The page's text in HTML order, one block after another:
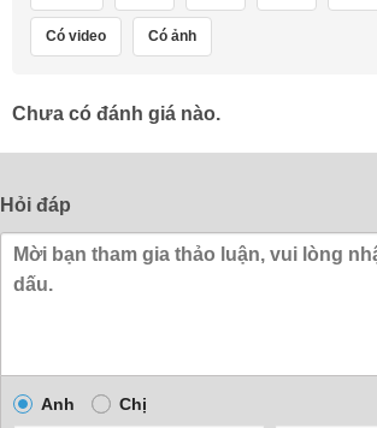
Có video Có ảnh
Chưa có đánh giá nào.
Hỏi đáp
Anh Chị